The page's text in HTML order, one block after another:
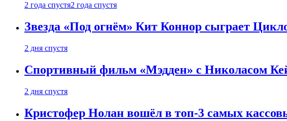
2 года спустя2 года спустя
Звезда «Под огнём» Кит Коннор сыграет
2 дня спустя
Спортивный фильм «Мэдден» с Николасом
2 дня спустя
Кристофер Нолан вошёл в топ-3 самых